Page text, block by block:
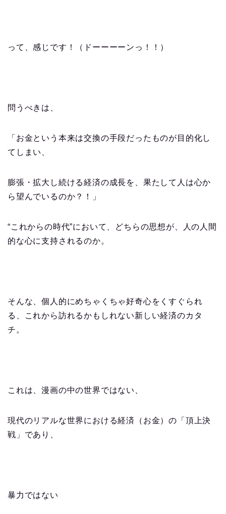
って、感じです！（ドーーーーンっ！！）
問うべきは、
「お金という本来は交換の手段だったものが目的化し
てしまい、
膨張・拡大し続ける経済の成長を、果たして人は心か
ら望んでいるのか？！」
“これからの時代”において、どちらの思想が、人の人間
的な心に支持されるのか。
そんな、個人的にめちゃくちゃ好奇心をくすぐられ
る、これから訪れるかもしれない新しい経済のカタ
チ。
これは、漫画の中の世界ではない、
現代のリアルな世界における経済（お金）の「頂上決
戦」であり、
暴力ではない